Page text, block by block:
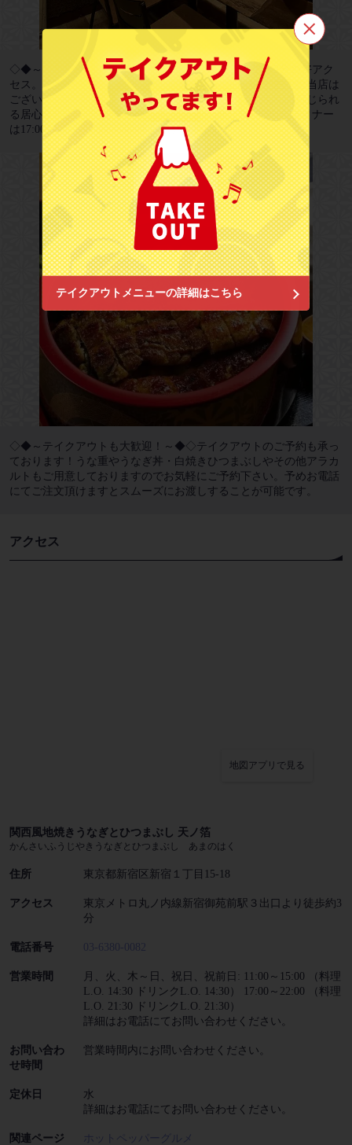
テイクアウトメニューの詳細はこちら
◇◆～当店のご紹介～◆◇新宿御苑駅３出口より徒歩3分の好アク
セス。サブウェイを通り過ぎ、次の角を右に曲がると左手に当店は
ございます。店内は木を基調とした、落ち着きと温もりの感じられ
る居心地の良い空間。ランチは11:00～15:00(L.O 14:30)、ディナー
は17:00～22:00(L.O21:30)で営業しております。
◇◆～テイクアウトも大歓迎！～◆◇テイクアウトのご予約も承っ
ております！うな重やうなぎ丼・白焼きひつまぶしやその他アラカ
ルトもご用意しておりますのでお気軽にご予約下さい。予めお電話
にてご注文頂けますとスムーズにお渡しすることが可能です。
アクセス
地図アプリで見る
関西風地焼きうなぎとひつまぶし 天ノ箔
かんさいふうじやきうなぎとひつまぶし あまのはく
住所 東京都新宿区新宿１丁目15-18
アクセス
東京メトロ丸ノ内線新宿御苑前駅３出口より徒歩約3
分
電話番号 03-6380-0082
営業時間
月、火、木～日、祝日、祝前日: 11:00～15:00 （料理
L.O. 14:30 ドリンクL.O. 14:30） 17:00～22:00 （料理
L.O. 21:30 ドリンクL.O. 21:30）
詳細はお電話にてお問い合わせください。
お問い合わ
せ時間
営業時間内にお問い合わせください。
定休日
水
詳細はお電話にてお問い合わせください。
関連ページ ホットペッパーグルメ
この店舗情報をシェアする
関西風地焼きうなぎとひつまぶし 天ノ箔
東京都新宿区新宿１丁目15-18
https://amanohaku-shinjuku.owst.jp/
お店情報をコピー
閉じる